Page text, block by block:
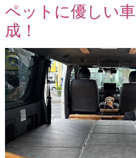
ペットに優しい
成！